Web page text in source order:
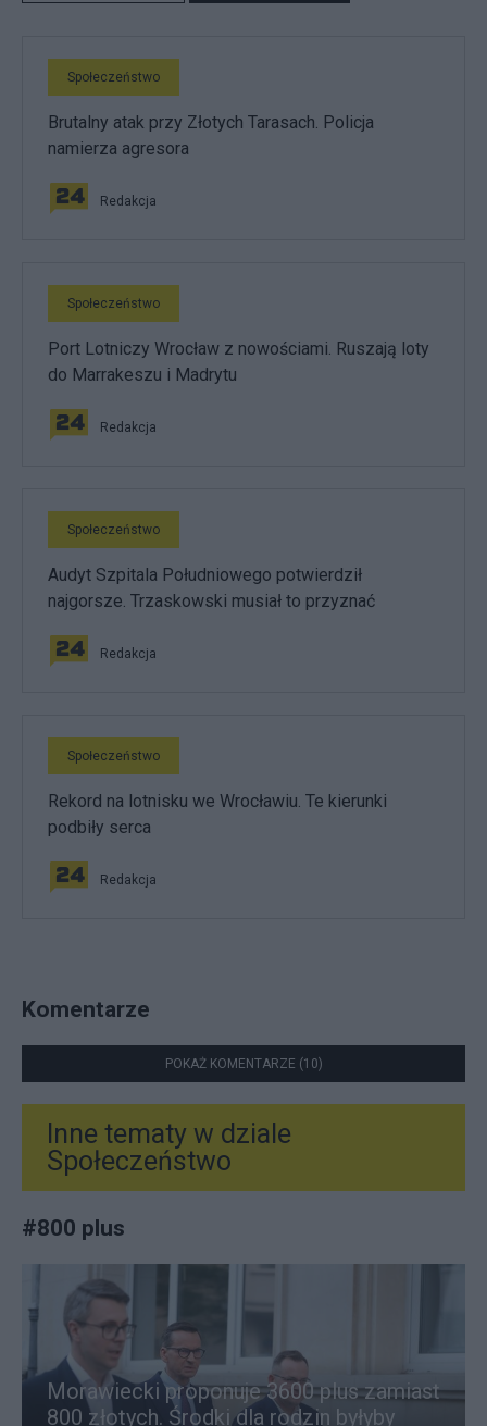
Społeczeństwo
Brutalny atak przy Złotych Tarasach. Policja
namierza agresora
Redakcja
Społeczeństwo
Port Lotniczy Wrocław z nowościami. Ruszają loty
do Marrakeszu i Madrytu
Redakcja
Społeczeństwo
Audyt Szpitala Południowego potwierdził
najgorsze. Trzaskowski musiał to przyznać
Redakcja
Społeczeństwo
Rekord na lotnisku we Wrocławiu. Te kierunki
podbiły serca
Redakcja
Komentarze
POKAŻ KOMENTARZE (10)
Inne tematy w dziale
Społeczeństwo
#800 plus
Morawiecki proponuje 3600 plus zamiast
800 złotych. Środki dla rodzin byłyby